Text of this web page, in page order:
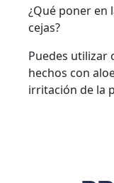
¿Qué poner en
cejas?
Puedes utilizar
hechos con
irritación de la